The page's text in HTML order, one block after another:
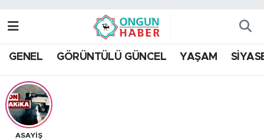
GENEL GÖRÜNTÜLÜ GÜNCEL YAŞAM
ASAYİŞ
Trafik Durumu
Tüm Manşetler
Son Dakika Haberleri